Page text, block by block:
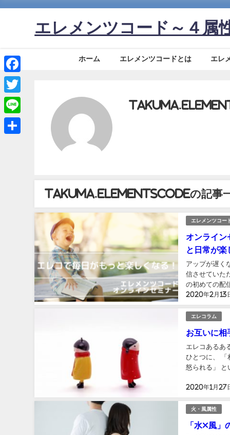
エレメンツコード～４属
ホーム エレメンツコードとは エレ
takuma.elementscodeの記事
エレメンツコー
オンライ
と日常が
2020年2月13
アップが遅く
信させていただいた
の初めての配
るのか～ とい
エレコラム
お互いに相
2020年1月27
エレコあるあ
ひとつに、 「
怒られる」 というものがあります。
火・風属性
「水×風」
Facebook
Twitter
Line